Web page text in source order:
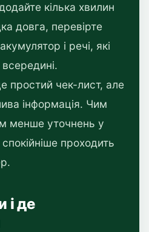
кілька хвилин
довга, перевірте
і речі, які
простий чек-лист, але
інформація. Чим
менше уточнень у
проходить
і де